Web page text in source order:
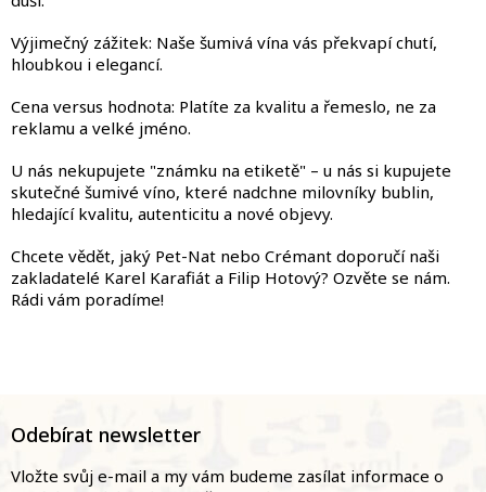
Výjimečný zážitek: Naše šumivá vína vás překvapí chutí,
hloubkou i elegancí.
Cena versus hodnota: Platíte za kvalitu a řemeslo, ne za
reklamu a velké jméno.
U nás nekupujete "známku na etiketě" – u nás si kupujete
skutečné šumivé víno, které nadchne milovníky bublin,
hledající kvalitu, autenticitu a nové objevy.
Chcete vědět, jaký Pet-Nat nebo Crémant doporučí naši
zakladatelé Karel Karafiát a Filip Hotový? Ozvěte se nám.
Rádi vám poradíme!
a
Odebírat newsletter
Vložte svůj e-mail a my vám budeme zasílat informace o